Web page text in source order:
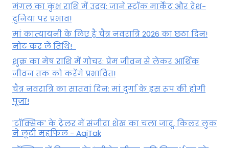
मंगल का कुंभ राशि में उदय: जानें स्‍टॉक मार्केट और देश-
दुनिया पर प्रभाव!
मां कात्‍यायनी के लिए है चैत्र नवरात्रि 2026 का छठा दिन!
नोट कर लें तिथि!
शुक्र का मेष राशि में गोचर: प्रेम जीवन से लेकर आर्थिक
जीवन तक को करेंगे प्रभावित!
चैत्र नवरात्रि का सातवां दिन: मां दुर्गा के इस रूप की होगी
पूजा!
'टॉक्सिक' के ट्रेलर में संजीदा शेख का चला जादू, किलर लुक
ने लूटी महफिल - AajTak